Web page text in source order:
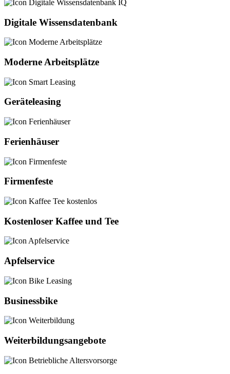
Digitale Wissensdatenbank
Moderne Arbeitsplätze
Geräteleasing
Ferienhäuser
Firmenfeste
Kostenloser Kaffee und Tee
Apfelservice
Businessbike
Weiterbildungsangebote